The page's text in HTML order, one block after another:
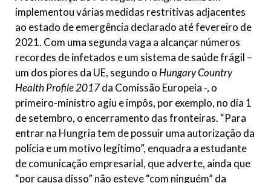
implementou várias medidas restritivas adjacentes
ao estado de emergência declarado até fevereiro de
2021. Com uma segunda vaga a alcançar números
recordes de infetados e um sistema de saúde frágil –
um dos piores da UE, segundo o HungaryCountry
Health Profile 2017da Comissão Europeia -, o
primeiro-ministro agiu e impôs, por exemplo, no dia 1
de setembro, o encerramento das fronteiras. “Para
entrar na Hungria tem de possuir uma autorização da
polícia e um motivo legítimo”, enquadra a estudante
de comunicação empresarial, que adverte, ainda que
“por causa disso” não esteve “com ninguém” da